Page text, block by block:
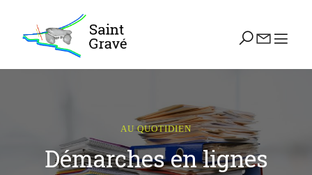
AU QUOTIDIEN
Démarches en lignes